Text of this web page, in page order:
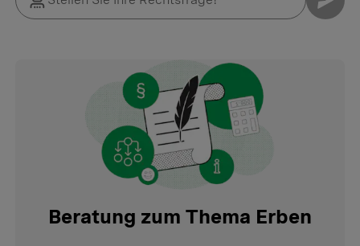
Beratung zum Thema Erben